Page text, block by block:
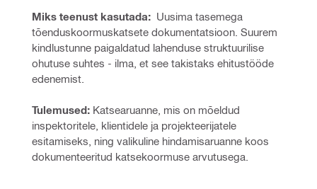
Miks teenust kasutada: Uusima tasemega
tõenduskoormuskatsete dokumentatsioon. Suurem
kindlustunne paigaldatud lahenduse struktuurilise
ohutuse suhtes - ilma, et see takistaks ehitustööde
edenemist.
Tulemused: Katsearuanne, mis on mõeldud
inspektoritele, klientidele ja projekteerijatele
esitamiseks, ning valikuline hindamisaruanne koos
dokumenteeritud katsekoormuse arvutusega.